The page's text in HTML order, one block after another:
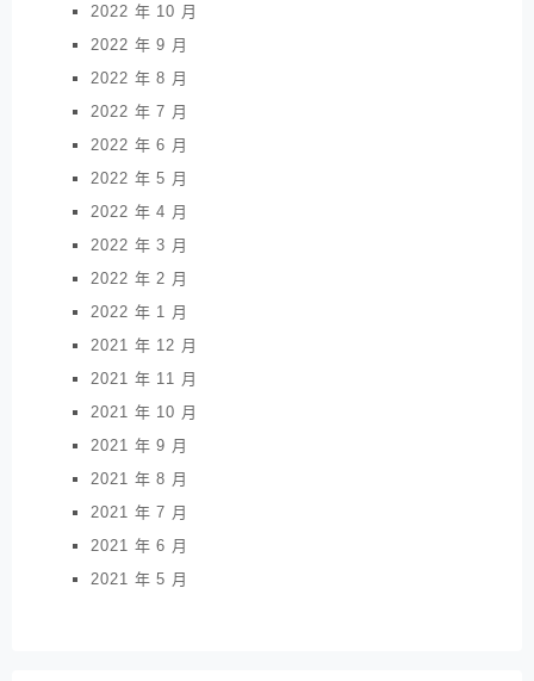
2022 年 10 月
2022 年 9 月
2022 年 8 月
2022 年 7 月
2022 年 6 月
2022 年 5 月
2022 年 4 月
2022 年 3 月
2022 年 2 月
2022 年 1 月
2021 年 12 月
2021 年 11 月
2021 年 10 月
2021 年 9 月
2021 年 8 月
2021 年 7 月
2021 年 6 月
2021 年 5 月